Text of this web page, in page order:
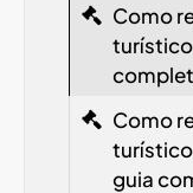
Como
turístico
Como
turístico
guia